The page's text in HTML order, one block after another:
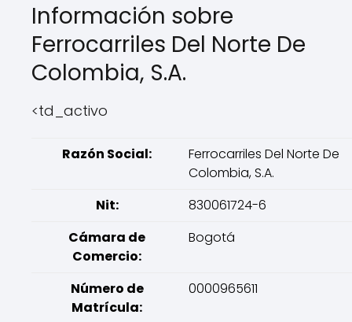
Información sobre
Ferrocarriles Del Norte De
Colombia, S.A.
<td_activo
Razón Social:
Ferrocarriles Del Norte De
Colombia, S.A.
Nit:
830061724-6
Cámara de
Comercio:
Bogotá
Número de
Matrícula:
0000965611